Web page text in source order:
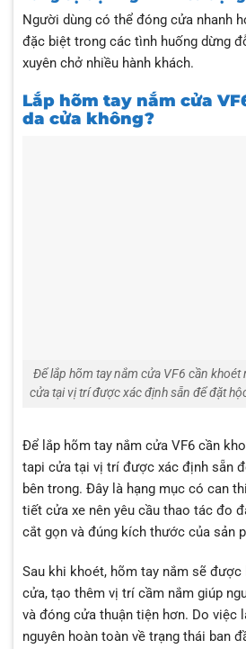
Người dùng có thể đóng cửa nhanh
đặc biệt trong các tình huống dừng
xuyên chở nhiều hành khách.
Lắp hõm tay nắm cửa
da cửa không?
Để lắp hõm tay nắm cửa VF6 cần khoét
cửa tại vị trí được xác định sẵn để đặt
Để lắp hõm tay nắm cửa VF6 cần
tapi cửa tại vị trí được xác định sẵn
bên trong. Đây là hạng mục có can
tiết cửa xe nên yêu cầu thao tác đo
cắt gọn và đúng kích thước của sản
Sau khi khoét, hõm tay nắm sẽ
cửa, tạo thêm vị trí cầm nắm giúp
và đóng cửa thuận tiện hơn. Do việc
nguyên hoàn toàn về trạng thái ban